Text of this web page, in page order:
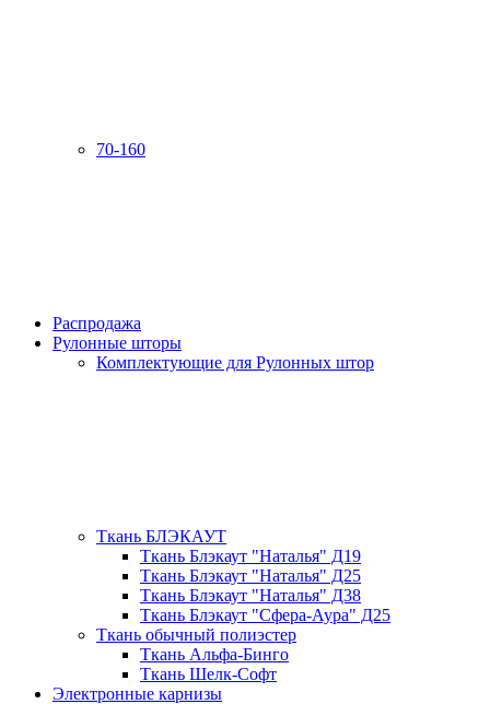
70-160
Распродажа
Рулонные шторы
Комплектующие для Рулонных штор
Ткань БЛЭКАУТ
Ткань Блэкаут "Наталья" Д19
Ткань Блэкаут "Наталья" Д25
Ткань Блэкаут "Наталья" Д38
Ткань Блэкаут "Сфера-Аура" Д25
Ткань обычный полиэстер
Ткань Альфа-Бинго
Ткань Шелк-Софт
Электронные карнизы